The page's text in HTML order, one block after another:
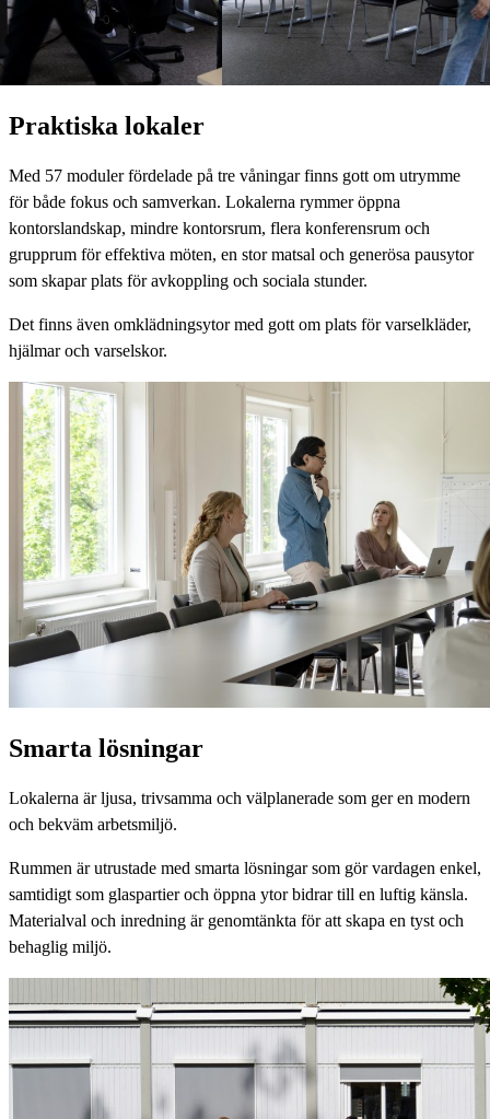
Praktiska lokaler
Med 57 moduler fördelade på tre våningar finns gott om utrymme
för både fokus och samverkan. Lokalerna rymmer öppna
kontorslandskap, mindre kontorsrum, flera konferensrum och
grupprum för effektiva möten, en stor matsal och generösa pausytor
som skapar plats för avkoppling och sociala stunder.
Det finns även omklädningsytor med gott om plats för varselkläder,
hjälmar och varselskor.
Smarta lösningar
Lokalerna är ljusa, trivsamma och välplanerade som ger en modern
och bekväm arbetsmiljö.
Rummen är utrustade med smarta lösningar som gör vardagen enkel,
samtidigt som glaspartier och öppna ytor bidrar till en luftig känsla.
Materialval och inredning är genomtänkta för att skapa en tyst och
behaglig miljö.